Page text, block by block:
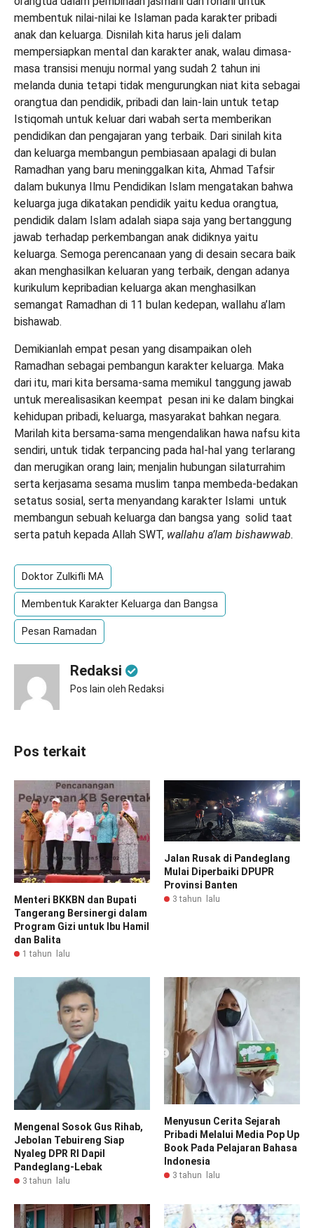
membentuk nilai-nilai ke Islaman pada karakter pribadi
anak dan keluarga. Disnilah kita harus jeli dalam
mempersiapkan mental dan karakter anak, walau dimasa-
masa transisi menuju normal yang sudah 2 tahun ini
melanda dunia tetapi tidak mengurungkan niat kita sebagai
orangtua dan pendidik, pribadi dan lain-lain untuk tetap
Istiqomah untuk keluar dari wabah serta memberikan
pendidikan dan pengajaran yang terbaik. Dari sinilah kita
dan keluarga membangun pembiasaan apalagi di bulan
Ramadhan yang baru meninggalkan kita, Ahmad Tafsir
dalam bukunya Ilmu Pendidikan Islam mengatakan bahwa
keluarga juga dikatakan pendidik yaitu kedua orangtua,
pendidik dalam Islam adalah siapa saja yang bertanggung
jawab terhadap perkembangan anak didiknya yaitu
keluarga. Semoga perencanaan yang di desain secara baik
akan menghasilkan keluaran yang terbaik, dengan adanya
kurikulum kepribadian keluarga akan menghasilkan
semangat Ramadhan di 11 bulan kedepan, wallahu a’lam
bishawab.
Demikianlah empat pesan yang disampaikan oleh
Ramadhan sebagai pembangun karakter keluarga. Maka
dari itu, mari kita bersama-sama memikul tanggung jawab
untuk merealisasikan keempat pesan ini ke dalam bingkai
kehidupan pribadi, keluarga, masyarakat bahkan negara.
Marilah kita bersama-sama mengendalikan hawa nafsu kita
sendiri, untuk tidak terpancing pada hal-hal yang terlarang
dan merugikan orang lain; menjalin hubungan silaturrahim
serta kerjasama sesama muslim tanpa membeda-bedakan
setatus sosial, serta menyandang karakter Islami untuk
membangun sebuah keluarga dan bangsa yang solid taat
serta patuh kepada Allah SWT, wallahu a’lam bishawwab.
Doktor Zulkifli MA
Membentuk Karakter Keluarga dan Bangsa
Pesan Ramadan
Redaksi
Pos lain oleh Redaksi
Pos terkait
Menteri BKKBN dan Bupati
Tangerang Bersinergi dalam
Program Gizi untuk Ibu Hamil
dan Balita
1 tahun lalu
Jalan Rusak di Pandeglang
Mulai Diperbaiki DPUPR
Provinsi Banten
3 tahun lalu
Mengenal Sosok Gus Rihab,
Jebolan Tebuireng Siap
Nyaleg DPR RI Dapil
Pandeglang-Lebak
3 tahun lalu
Menyusun Cerita Sejarah
Pribadi Melalui Media Pop Up
Book Pada Pelajaran Bahasa
Indonesia
3 tahun lalu